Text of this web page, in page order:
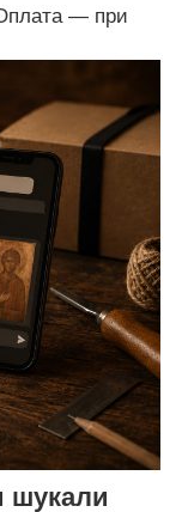
— при
шукали